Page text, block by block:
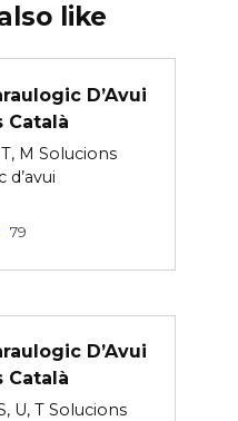
like
D’Avui
Català
M Solucions
d’avui
79
D’Avui
Català
U, T Solucions